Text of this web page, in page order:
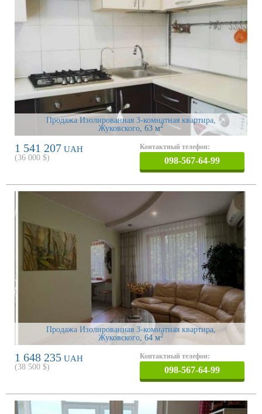
Продажа Изолированная 3-комнатная квартира,
Жуковского , 63 м2
1 541 207 UAH
(36 000 $)
Контактный телефон:
098-567-64-99
Продажа Изолированная 3-комнатная квартира,
Жуковского, 64 м2
1 648 235 UAH
(38 500 $)
Контактный телефон:
098-567-64-99